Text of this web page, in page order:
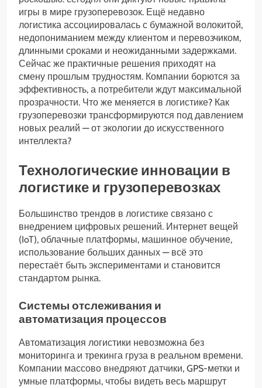
игры в мире грузоперевозок. Ещё недавно
логистика ассоциировалась с бумажной волокитой,
недопониманием между клиентом и перевозчиком,
длинными сроками и неожиданными задержками.
Сейчас же практичные решения приходят на
смену прошлым трудностям. Компании борются за
эффективность, а потребители ждут максимальной
прозрачности. Что же меняется в логистике? Как
грузоперевозки трансформируются под давлением
новых реалий — от экологии до искусственного
интеллекта?
Технологические инновации в
логистике и грузоперевозках
Большинство трендов в логистике связано с
внедрением цифровых решений. Интернет вещей
(IoT), облачные платформы, машинное обучение,
использование больших данных — всё это
перестаёт быть экспериментами и становится
стандартом рынка.
Системы отслеживания и
автоматизация процессов
Автоматизация логистики невозможна без
мониторинга и трекинга груза в реальном времени.
Компании массово внедряют датчики, GPS-метки и
умные платформы, чтобы видеть весь маршрут